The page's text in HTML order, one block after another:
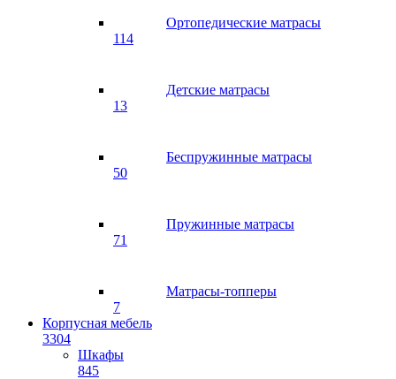
Ортопедические матрасы
114
Детские матрасы
13
Беспружинные матрасы
50
Пружинные матрасы
71
Матрасы-топперы
7
Корпусная мебель
3304
Шкафы
845